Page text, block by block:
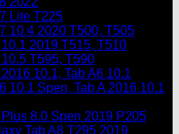
Lite T225
10.4 2020 T500, T505
2019 T515, T510
T595, T590
10.1, Tab A6 10.1
10.1 Spen, Tab A 2016 10.1
Plus 8.0 Spen 2019 P205
Tab A8 T295 2019